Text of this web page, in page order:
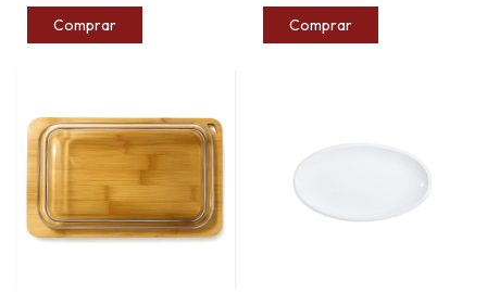
Comprar Comprar